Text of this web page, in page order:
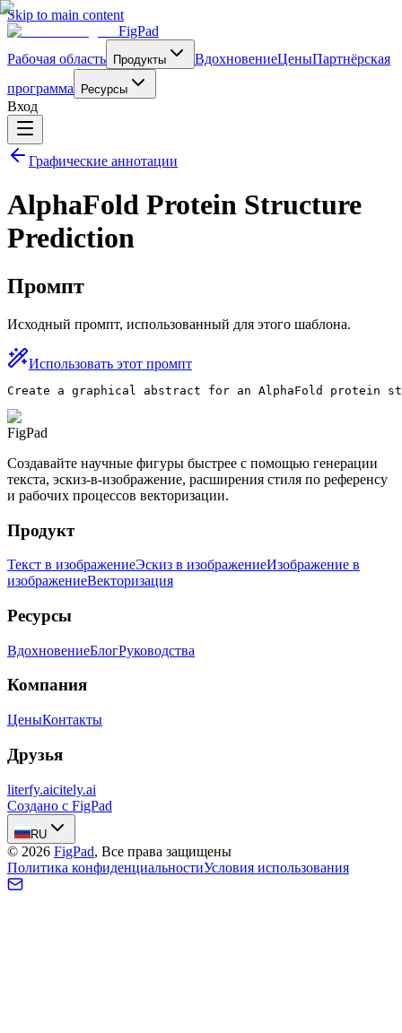
Skip to main content
FigPad
Рабочая область
Продукты ВдохновениеЦеныПартнёрская
программа
Ресурсы
Вход
Графические аннотации
AlphaFold Protein Structure
Prediction
Промпт
Исходный промпт, использованный для этого шаблона.
Использовать этот промпт
Create a graphical abstract for an AlphaFold protein
FigPad
Создавайте научные фигуры быстрее с помощью генерации
текста, эскиз-в-изображение, расширения стиля по референсу
и рабочих процессов векторизации.
Продукт
Текст в изображениеЭскиз в изображениеИзображение в
изображениеВекторизация
Ресурсы
ВдохновениеБлогРуководства
Компания
ЦеныКонтакты
Друзья
literfy.aicitely.ai
Создано с FigPad
RU
© 2026 FigPad, Все права защищены
Политика конфиденциальностиУсловия использования